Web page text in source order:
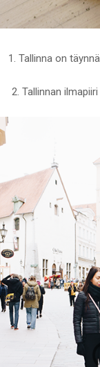
1. Tallinna on
2. Tallinnan